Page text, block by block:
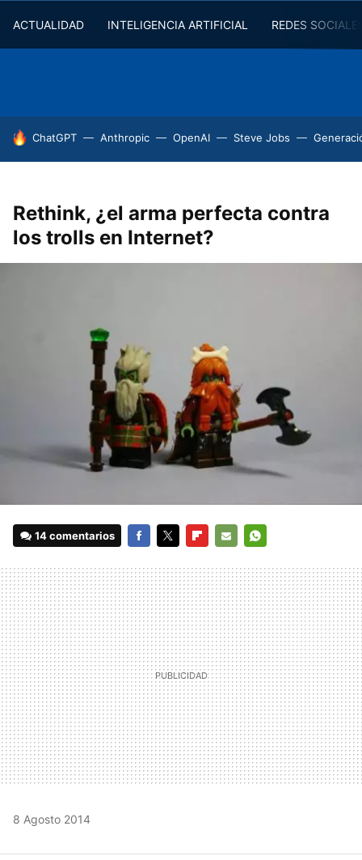
ACTUALIDAD INTELIGENCIA ARTIFICIAL REDES
HOY SE HABLA DE
ChatGPT Anthropic OpenAI Steve Jobs
Rethink, ¿el arma perfecta contra
los trolls en Internet?
14 comentarios
MAIL
8 Agosto 2014